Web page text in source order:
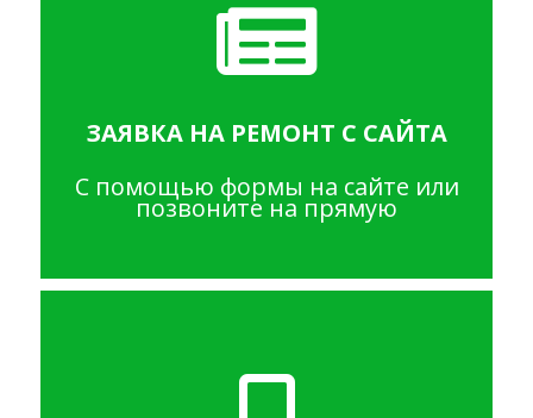
ЗАЯВКА НА РЕМОНТ С САЙТА
С помощью формы на сайте или
позвоните на прямую